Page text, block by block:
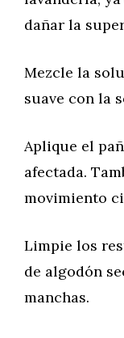
dañar la
Mezcle la
suave con la
Aplique el
afectada.
movimiento
Limpie los
de algodón
manchas.